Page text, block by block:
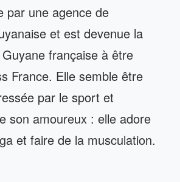
par une agence de
et est devenue la
française à être
France. Elle semble être
par le sport et
son amoureux : elle adore
et faire de la musculation.